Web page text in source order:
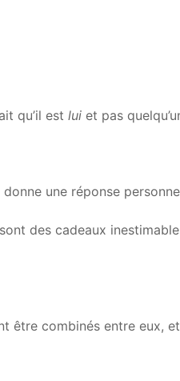
qu’il est lui et pas
une réponse
des cadeaux
être combinés entre eux,